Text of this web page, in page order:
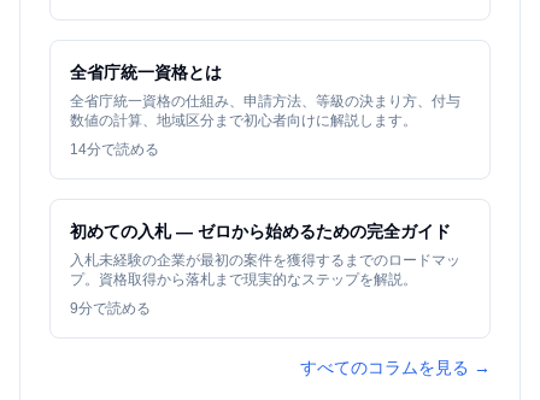
全省庁統一資格とは
全省庁統一資格の仕組み、申請方法、等級の決まり方、付与
数値の計算、地域区分まで初心者向けに解説します。
14分で読める
初めての入札 — ゼロから始めるための完全ガイド
入札未経験の企業が最初の案件を獲得するまでのロードマッ
プ。資格取得から落札まで現実的なステップを解説。
9分で読める
すべてのコラムを見る →